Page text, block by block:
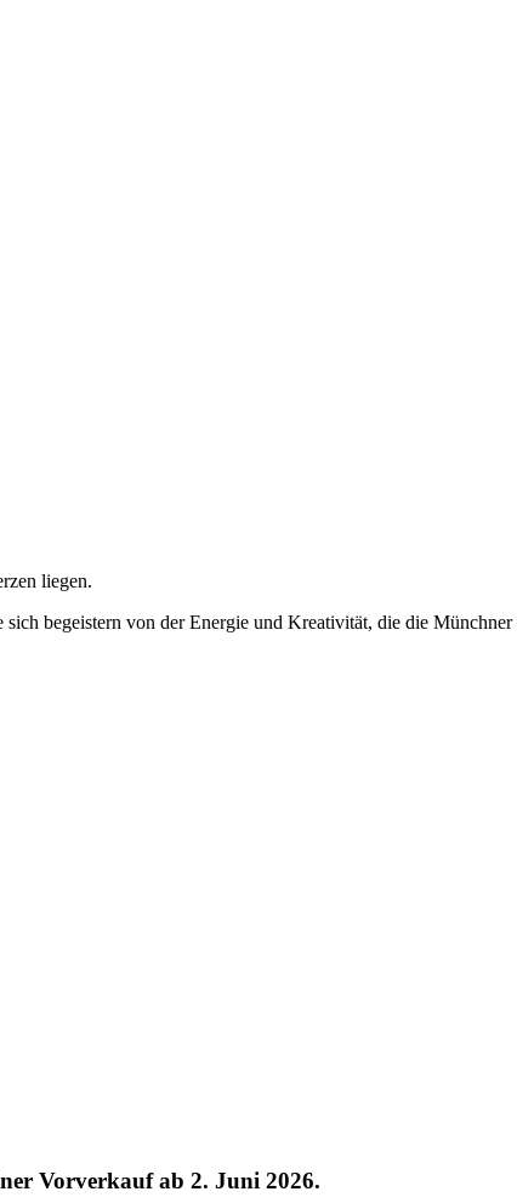
liegen.
begeistern von der Energie und Kreativität, die die
Vorverkauf ab 2. Juni 2026.